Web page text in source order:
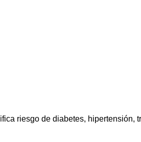
riesgo de diabetes, hipertensión,